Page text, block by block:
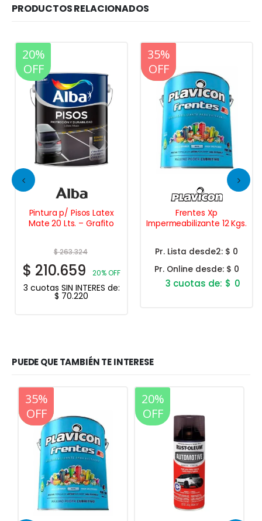
PRODUCTOS RELACIONADOS
20%
OFF
Pintura p/ Pisos Latex
Mate 20 Lts. – Grafito
$263.324
$ 210.659 20% OFF
3 cuotas SIN INTERES de:
$ 70.220
20%
OFF
35%
OFF
Frentes Xp
Impermeabilizante 12 Kgs.
Pr. Lista desde2: $ 0
Pr. Online desde: $ 0
$ 0
PUEDE QUE TAMBIÉN TE INTERESE
OFF
OFF